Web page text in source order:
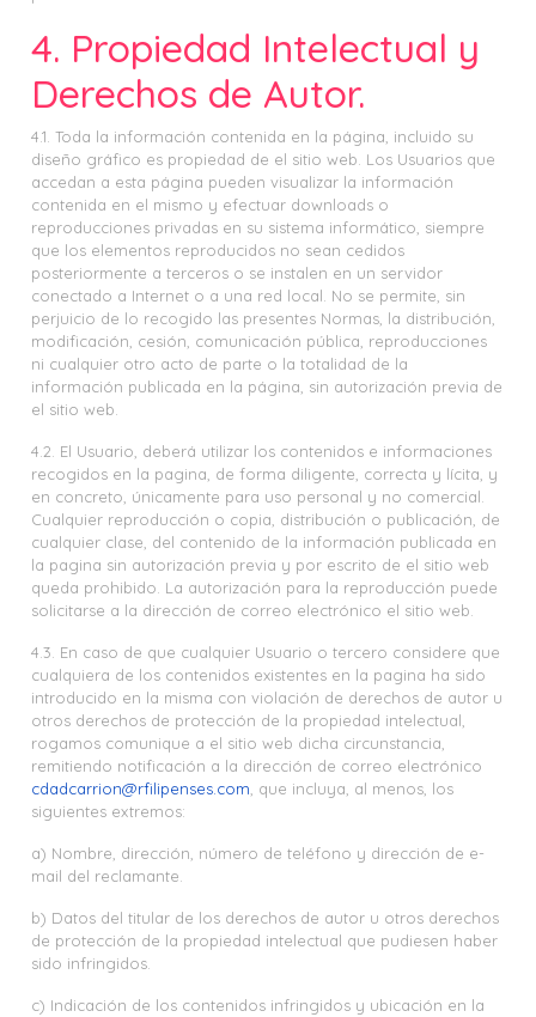
4. Propiedad Intelectual y
Derechos de Autor.
4.1. Toda la información contenida en la página, incluido su
diseño gráfico es propiedad de el sitio web. Los Usuarios que
accedan a esta página pueden visualizar la información
contenida en el mismo y efectuar downloads o
reproducciones privadas en su sistema informático, siempre
que los elementos reproducidos no sean cedidos
posteriormente a terceros o se instalen en un servidor
conectado a Internet o a una red local. No se permite, sin
perjuicio de lo recogido las presentes Normas, la distribución,
modificación, cesión, comunicación pública, reproducciones
ni cualquier otro acto de parte o la totalidad de la
información publicada en la página, sin autorización previa de
el sitio web.
4.2. El Usuario, deberá utilizar los contenidos e informaciones
recogidos en la pagina, de forma diligente, correcta y lícita, y
en concreto, únicamente para uso personal y no comercial.
Cualquier reproducción o copia, distribución o publicación, de
cualquier clase, del contenido de la información publicada en
la pagina sin autorización previa y por escrito de el sitio web
queda prohibido. La autorización para la reproducción puede
solicitarse a la dirección de correo electrónico el sitio web.
4.3. En caso de que cualquier Usuario o tercero considere que
cualquiera de los contenidos existentes en la pagina ha sido
introducido en la misma con violación de derechos de autor u
otros derechos de protección de la propiedad intelectual,
rogamos comunique a el sitio web dicha circunstancia,
remitiendo notificación a la dirección de correo electrónico
cdadcarrion@rfilipenses.com , que incluya, al menos, los
siguientes extremos:
a) Nombre, dirección, número de teléfono y dirección de e-
mail del reclamante.
b) Datos del titular de los derechos de autor u otros derechos
de protección de la propiedad intelectual que pudiesen haber
sido infringidos.
c) Indicación de los contenidos infringidos y ubicación en la